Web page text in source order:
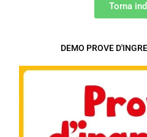
Torna
DEMO PROVE